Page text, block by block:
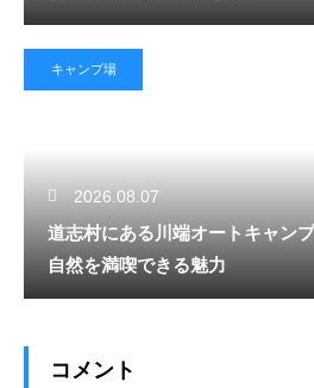
キャンプ場
2026.08.07
道志村にある川端オートキャン
自然を満喫できる魅力
コメント